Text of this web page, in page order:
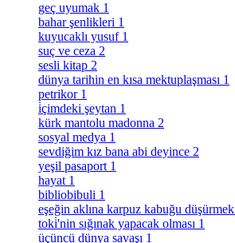
geç uyumak 1
bahar şenlikleri 1
kuyucaklı yusuf 1
suç ve ceza 2
sesli kitap 2
dünya tarihin en kısa mektuplaşması 1
petrikor 1
i̇çimdeki şeytan 1
kürk mantolu madonna 2
sosyal medya 1
sevdiğim kız bana abi deyince 2
yeşil pasaport 1
hayat 1
bibliobibuli 1
eşeğin aklına karpuz kabuğu düşürmek
toki̇'nin sığınak yapacak olması 1
üçüncü dünya savaşı 1